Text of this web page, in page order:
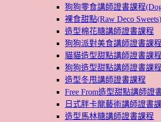
狗狗零食講師證書課程
裸食甜點(Raw Deco Sweets)
造型棉花糖講師證書課程
狗狗派對美食講師證書課程
貓貓造型甜點講師證書課程
狗狗造型甜點講師證書課程
造型冬甩講師證書課程
Free From造型甜點講師證
日式胖卡龍藝術講師證書
造型馬林糖講師證書課程